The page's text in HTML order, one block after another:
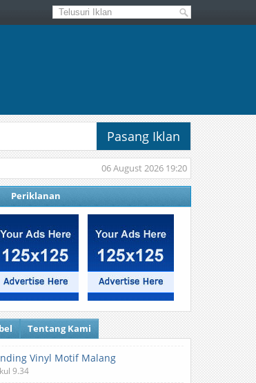
Pasang Iklan
06 August 2026 19:20
Periklanan
Tentang Kami
Vinyl Motif Malang
9.34